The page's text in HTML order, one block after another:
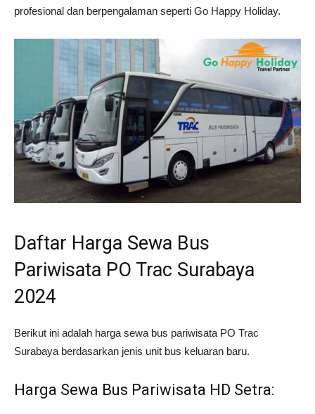
profesional dan berpengalaman seperti Go Happy Holiday.
Daftar Harga Sewa Bus
Pariwisata PO Trac Surabaya
2024
Berikut ini adalah harga sewa bus pariwisata PO Trac
Surabaya berdasarkan jenis unit bus keluaran baru.
Harga Sewa Bus Pariwisata HD Setra: